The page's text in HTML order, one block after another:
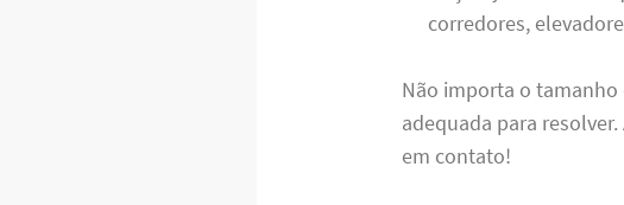
corredores,
Não importa o tamanho
adequada para
em contato!